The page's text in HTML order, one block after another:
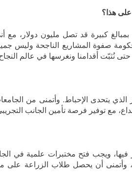
على هذا؟
كبيرة قد تصل مليون دولار، مع
صفوة المشاريع الناجحة وليس
نُثبّت أقدامنا ونغرسها في عالم
يتحدى الإحباط. وأتمنى من
مع توفير فرصة تأمين الجانب
فيها، ويجب فتح مختبرات علمية في
وأتمنى أن يحصل طلاب الزراعة على